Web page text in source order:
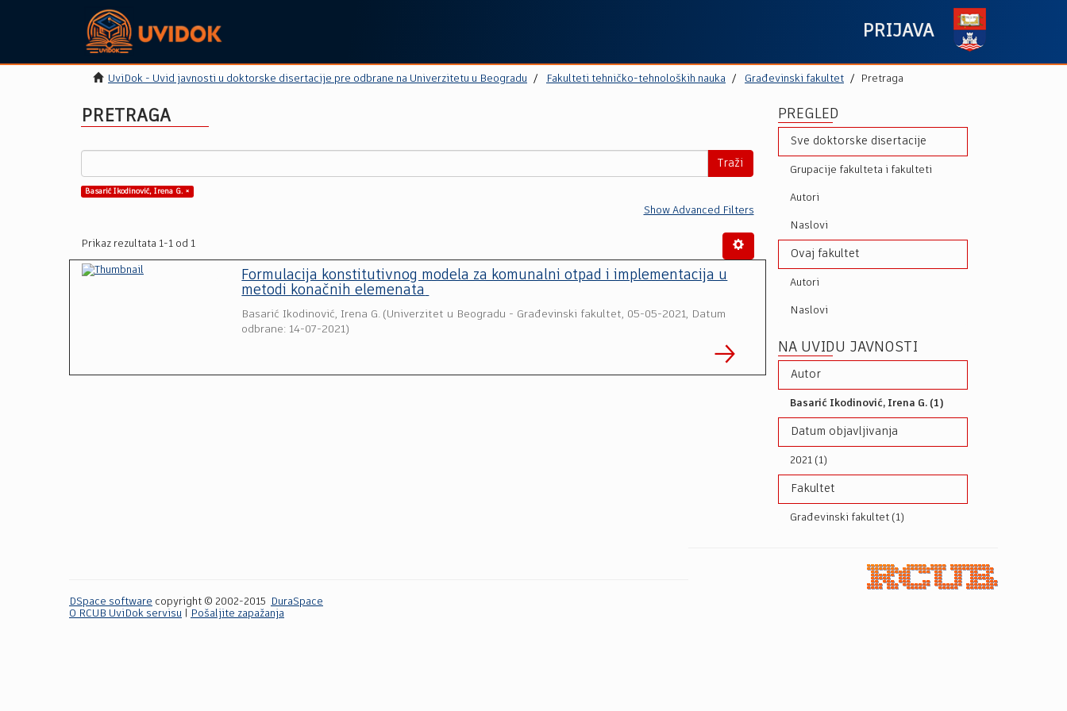
PRIJAVA
UviDok - Uvid javnosti u doktorske disertacije pre odbrane na Univerzitetu u Beogradu Fakulteti tehničko-tehnoloških nauka Građevinski fakultet Pretraga
PRETRAGA
Traži
Basarić Ikodinović, Irena G. ×
Show Advanced Filters
Prikaz rezultata 1-1 od 1
Formulacija konstitutivnog modela za komunalni otpad i implementacija u
metodi konačnih elemenata
Basarić Ikodinović, Irena G. (Univerzitet u Beogradu - Građevinski fakultet, 05-05-2021, Datum
odbrane: 14-07-2021)
PREGLED
Sve doktorske disertacije
Grupacije fakulteta i fakulteti
Autori
Naslovi
Ovaj fakultet
Autori
Naslovi
NA UVIDU JAVNOSTI
Autor
Basarić Ikodinović, Irena G. (1)
Datum objavljivanja
2021 (1)
Fakultet
Građevinski fakultet (1)
DSpace software copyright © 2002-2015
DuraSpace
O RCUB UviDok servisu
Pošaljite zapažanja